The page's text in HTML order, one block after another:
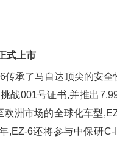
式上市
承了马自达顶尖的安全
战001号证书,并推出
洲市场的全球化车型
,EZ-6还将参与中保研